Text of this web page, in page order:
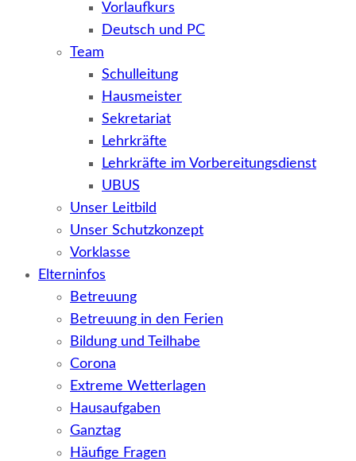
Vorlaufkurs
Deutsch und PC
Team
Schulleitung
Hausmeister
Sekretariat
Lehrkräfte
Lehrkräfte im Vorbereitungsdienst
UBUS
Unser Leitbild
Unser Schutzkonzept
Vorklasse
Elterninfos
Betreuung
Betreuung in den Ferien
Bildung und Teilhabe
Corona
Extreme Wetterlagen
Hausaufgaben
Ganztag
Häufige Fragen